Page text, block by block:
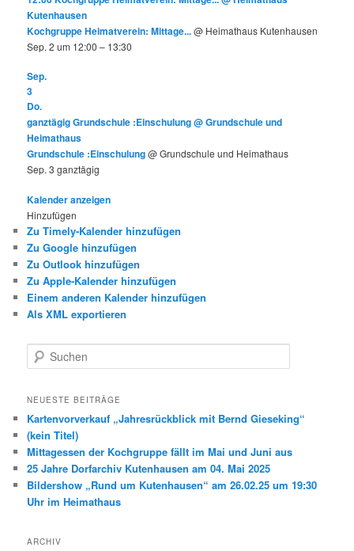
Kutenhausen
Kochgruppe Heimatverein: Mittage...@ Heimathaus Kutenhausen
Sep. 2 um 12:00 – 13:30
Sep.
3
Do.
ganztägigGrundschule :Einschulung@ Grundschule und
Heimathaus
Grundschule :Einschulung@ Grundschule und Heimathaus
Sep. 3ganztägig
Kalender anzeigen
Hinzufügen
Zu Timely-Kalender hinzufügen
Zu Google hinzufügen
Zu Outlook hinzufügen
Zu Apple-Kalender hinzufügen
Einem anderen Kalender hinzufügen
Als XML exportieren
u
h
n
NEUESTE BEITRÄGE
Kartenvorverkauf „Jahresrückblick mit Bernd Gieseking“
(kein Titel)
Mittagessen der Kochgruppe fällt im Mai und Juni aus
25 Jahre Dorfarchiv Kutenhausen am 04. Mai 2025
Bildershow „Rund um Kutenhausen“ am 26.02.25 um 19:30
Uhr im Heimathaus
ARCHIV